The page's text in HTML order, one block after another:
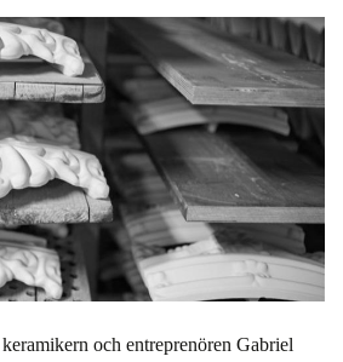
och entreprenören Gabriel